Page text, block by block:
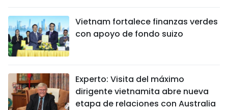
Vietnam fortalece finanzas verdes
con apoyo de fondo suizo
Experto: Visita del máximo
dirigente vietnamita abre nueva
etapa de relaciones con Australia